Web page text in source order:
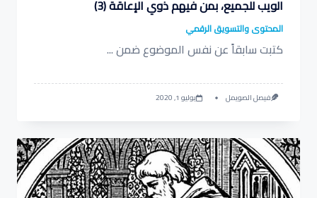
الويب للجميع، بمن فيهم ذوي الإعاقة (3)
المحتوى والتسويق الرقمي
كتبت سابقاً عن نفس الموضوع ضمن...
فيصل الصويمل يوليو 1, 2020